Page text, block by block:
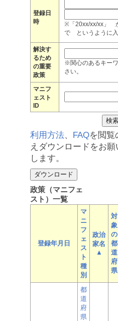
登録日
時
※「20xx/xx/xx」
で というように入
解決す
るため
の重要
政策
※関心のあるキー
さい。
マニフ
ェスト
ID
利用方法、 FAQを閲覧
えダウンロードをお願
します。
政策（マニフェ
スト）一覧
登録年月日
マ
ニ
フ
ェ
ス
ト
種
別
政治
家名
▲
対
象
の
都
道
府
県
都
道
府
県